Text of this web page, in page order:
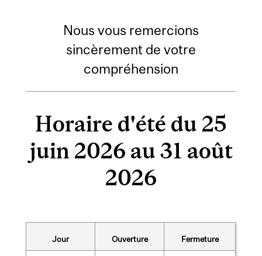
Nous vous remercions
sincèrement de votre
compréhension
Horaire d'été du 25
juin 2026 au 31 août
2026
Jour Ouverture Fermeture